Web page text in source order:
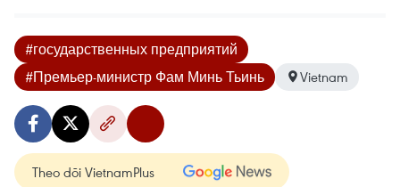
#государственных предприятий
#Премьер-министр Фам Минь Тьинь
Vietnam
Theo dõi VietnamPlus